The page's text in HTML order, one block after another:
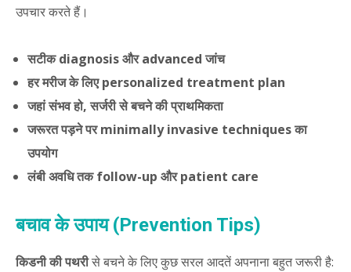
उपचार करते हैं।
सटीक diagnosis और advanced जांच
हर मरीज के लिए personalized treatment plan
जहां संभव हो, सर्जरी से बचने की प्राथमिकता
जरूरत पड़ने पर minimally invasive techniques का
उपयोग
लंबी अवधि तक follow-up और patient care
बचाव के उपाय (Prevention Tips)
किडनी की पथरीसे बचने के लिए कुछ सरल आदतें अपनाना बहुत जरूरी है: